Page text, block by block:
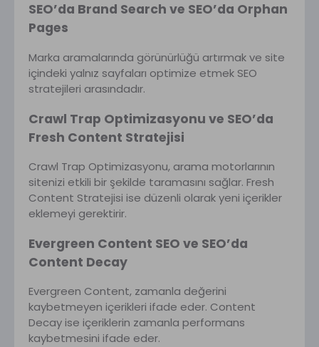
SEO’da Brand Search ve SEO’da Orphan
Pages
Marka aramalarında görünürlüğü artırmak ve site
içindeki yalnız sayfaları optimize etmek SEO
stratejileri arasındadır.
Crawl Trap Optimizasyonu ve SEO’da
Fresh Content Stratejisi
Crawl Trap Optimizasyonu, arama motorlarının
sitenizi etkili bir şekilde taramasını sağlar. Fresh
Content Stratejisi ise düzenli olarak yeni içerikler
eklemeyi gerektirir.
Evergreen Content SEO ve SEO’da
Content Decay
Evergreen Content, zamanla değerini
kaybetmeyen içerikleri ifade eder. Content
Decay ise içeriklerin zamanla performans
kaybetmesini ifade eder.